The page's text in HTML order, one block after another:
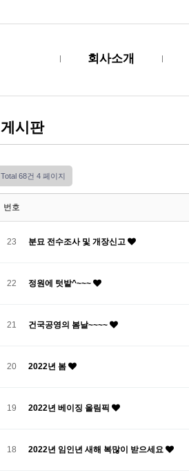
회사소개
게시판
Total 68건 4 페이지
번호
23 분묘 전수조사 및 개장신고
22 정원에 텃밭^~~~
21 건국공영의 봄날~~~~
20 2022년 봄
19 2022년 베이징 올림픽
18 2022년 임인년 새해 복많이 받으세요